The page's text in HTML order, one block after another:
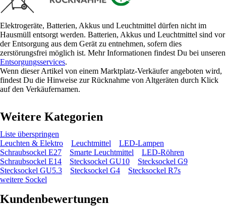
Elektrogeräte, Batterien, Akkus und Leuchtmittel dürfen nicht im
Hausmüll entsorgt werden. Batterien, Akkus und Leuchtmittel sind vor
der Entsorgung aus dem Gerät zu entnehmen, sofern dies
zerstörungsfrei möglich ist. Mehr Informationen findest Du bei unseren
Entsorgungsservices.
Wenn dieser Artikel von einem Marktplatz-Verkäufer angeboten wird,
findest Du die Hinweise zur Rücknahme von Altgeräten durch Klick
auf den Verkäufernamen.
Weitere Kategorien
Liste überspringen
Leuchten & Elektro
Leuchtmittel
LED-Lampen
Schraubsockel E27
Smarte Leuchtmittel
LED-Röhren
Schraubsockel E14
Stecksockel GU10
Stecksockel G9
Stecksockel GU5.3
Stecksockel G4
Stecksockel R7s
weitere Sockel
Kundenbewertungen